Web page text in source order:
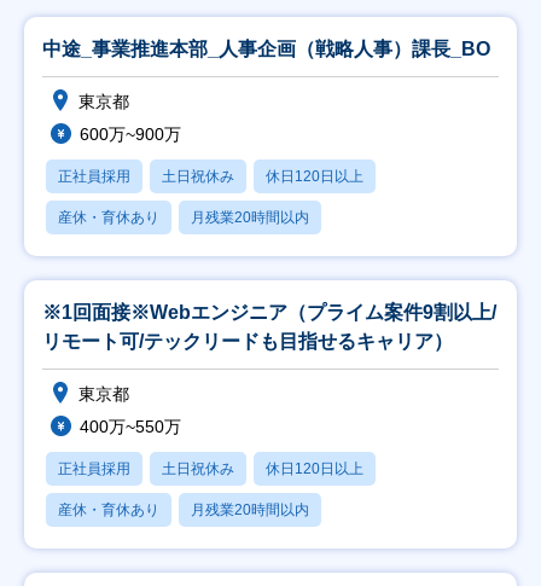
中途_事業推進本部_人事企画（戦略人事）課長_BO
東京都
600万~900万
正社員採用 土日祝休み 休日120日以上
産休・育休あり 月残業20時間以内
※1回面接※Webエンジニア（プライム案件9割以上/
リモート可/テックリードも目指せるキャリア）
東京都
400万~550万
正社員採用 土日祝休み 休日120日以上
産休・育休あり 月残業20時間以内